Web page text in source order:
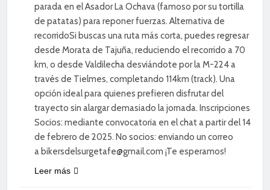
parada en el Asador La Ochava (famoso por su tortilla
de patatas) para reponer fuerzas. Alternativa de
recorridoSi buscas una ruta más corta, puedes regresar
desde Morata de Tajuña, reduciendo el recorrido a 70
km, o desde Valdilecha desviándote por la M-224 a
través de Tielmes, completando 114km (track). Una
opción ideal para quienes prefieren disfrutar del
trayecto sin alargar demasiado la jornada. Inscripciones.
Socios: mediante convocatoria en el chat a partir del 14
de febrero de 2025. No socios: enviando un correo
a bikersdelsurgetafe@gmail.com ¡Te esperamos!
Leer más
CICLISMO